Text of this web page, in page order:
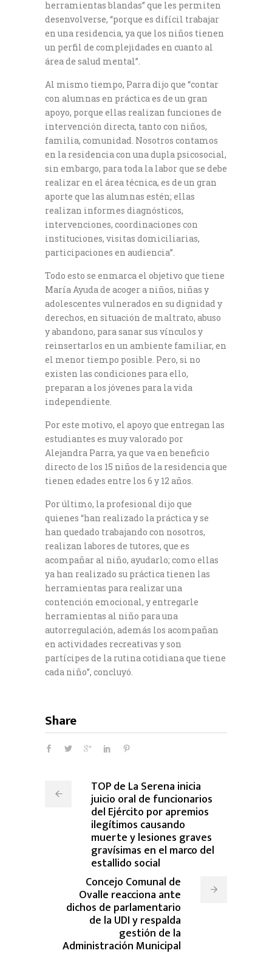
herramientas blandas” que les permiten
desenvolverse, “porque es difícil trabajar
en una residencia, ya que los niños tienen
un perfil de complejidades en cuanto al
área de salud mental”.
Al mismo tiempo, Parra dijo que “contar
con alumnas en práctica es de un gran
apoyo, porque ellas realizan funciones de
intervención directa, tanto con niños,
familia, comunidad. Nosotros contamos
en la residencia con una dupla psicosocial,
sin embargo, para toda la labor que se debe
realizar en el área técnica, es de un gran
aporte que las alumnas estén; ellas
realizan informes diagnósticos,
intervenciones, coordinaciones con
instituciones, visitas domiciliarias,
participaciones en audiencia”.
Todo esto se enmarca el objetivo que tiene
María Ayuda de acoger a niños, niñas y
adolescentes vulnerados en su dignidad y
derechos, en situación de maltrato, abuso
y abandono, para sanar sus vínculos y
reinsertarlos en un ambiente familiar, en
el menor tiempo posible. Pero, si no
existen las condiciones para ello,
preparan a los jóvenes para la vida
independiente.
Por este motivo, el apoyo que entregan las
estudiantes es muy valorado por
Alejandra Parra, ya que va en beneficio
directo de los 15 niños de la residencia que
tienen edades entre los 6 y 12 años.
Por último, la profesional dijo que
quienes “han realizado la práctica y se
han quedado trabajando con nosotros,
realizan labores de tutores, que es
acompañar al niño, ayudarlo; como ellas
ya han realizado su práctica tienen las
herramientas para realizar una
contención emocional, y entregarle
herramientas al niño para una
autorregulación, además los acompañan
en actividades recreativas y son
partícipes de la rutina cotidiana que tiene
cada niño”, concluyó.
Share
TOP de La Serena inicia
juicio oral de funcionarios
del Ejército por apremios
ilegítimos causando
muerte y lesiones graves
gravísimas en el marco del
estallido social
Concejo Comunal de
Ovalle reacciona ante
dichos de parlamentario
de la UDI y respalda
gestión de la
Administración Municipal